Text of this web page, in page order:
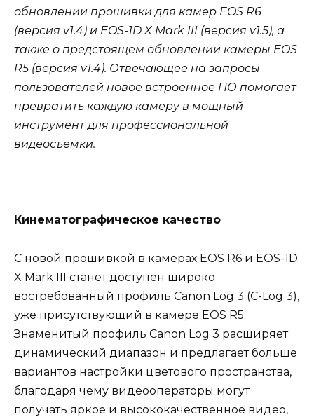
обновлении прошивки для камер EOS R6
(версия v1.4) и EOS-1D X Mark III (версия v1.5), а
также о предстоящем обновлении камеры EOS
R5 (версия v1.4). Отвечающее на запросы
пользователей новое встроенное ПО помогает
превратить каждую камеру в мощный
инструмент для профессиональной
видеосъемки.
Кинематографическое качество
С новой прошивкой в камерах EOS R6 и EOS-1D
X Mark III станет доступен широко
востребованный профиль Canon Log 3 (C-Log 3),
уже присутствующий в камере EOS R5.
Знаменитый профиль Canon Log 3 расширяет
динамический диапазон и предлагает больше
вариантов настройки цветового пространства,
благодаря чему видеооператоры могут
получать яркое и высококачественное видео,